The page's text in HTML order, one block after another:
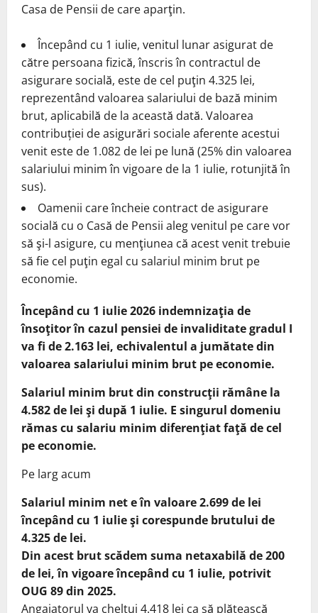
Casa de Pensii de care aparţin.
Începând cu 1 iulie, venitul lunar asigurat de
către persoana fizică, înscris în contractul de
asigurare socială, este de cel puţin 4.325 lei,
reprezentând valoarea salariului de bază minim
brut, aplicabilă de la această dată. Valoarea
contribuției de asigurări sociale aferente acestui
venit este de 1.082 de lei pe lună (25% din valoarea
salariului minim în vigoare de la 1 iulie, rotunjită în
sus).
Oamenii care încheie contract de asigurare
socială cu o Casă de Pensii aleg venitul pe care vor
să şi-l asigure, cu menţiunea că acest venit trebuie
să fie cel puţin egal cu salariul minim brut pe
economie.
Începând cu 1 iulie 2026 indemnizaţia de
însoţitor în cazul pensiei de invaliditate gradul I
va fi de 2.163 lei, echivalentul a jumătate din
valoarea salariului minim brut pe economie.
Salariul minim brut din construcţii rămâne la
4.582 de lei şi după 1 iulie. E singurul domeniu
rămas cu salariu minim diferenţiat faţă de cel
pe economie.
Pe larg acum
Salariul minim net e în valoare 2.699 de lei
începând cu 1 iulie şi corespunde brutului de
4.325 de lei.
Din acest brut scădem suma netaxabilă de 200
de lei, în vigoare începând cu 1 iulie, potrivit
OUG 89 din 2025.
Angajatorul va cheltui 4.418 lei ca să plătească